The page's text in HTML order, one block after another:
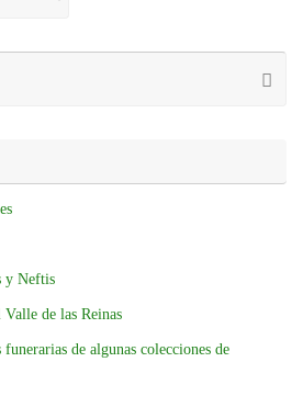
y Neftis
de las Reinas
de algunas colecciones de